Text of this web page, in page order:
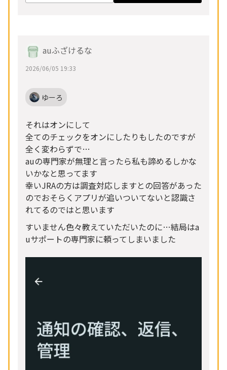
auふざけるな
2026/06/05 19:33
ゆーろ
それはオンにして
全てのチェックをオンにしたりもしたのですが
全く変わらずで…
auの専門家が無理と言ったら私も諦めるしかな
いかなと思ってます
幸いJRAの方は調査対応しますとの回答があった
のでおそらくアプリが追いついてないと認識さ
れてるのではと思います
すいません色々教えていただいたのに…結局はa
uサポートの専門家に頼ってしまいました